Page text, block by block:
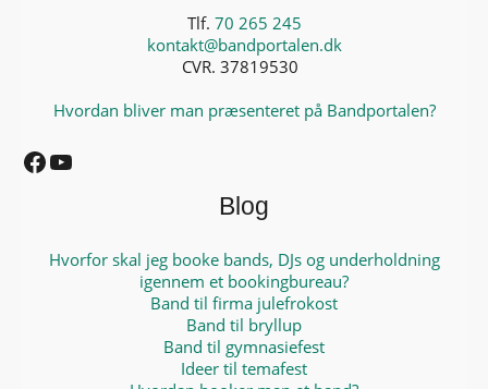
Tlf. 70 265 245
kontakt@bandportalen.dk
CVR. 37819530
Hvordan bliver man præsenteret på Bandportalen?
Facebook
Blog
Hvorfor skal jeg booke bands, DJs og underholdning
igennem et bookingbureau?
Band til firma julefrokost
Band til bryllup
Band til gymnasiefest
Ideer til temafest